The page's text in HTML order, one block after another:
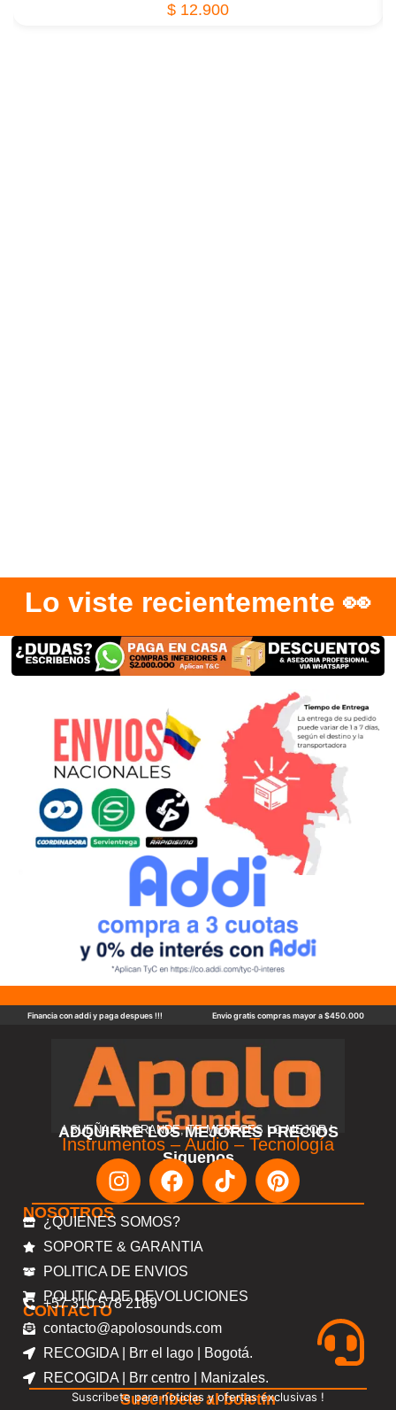
$ 12.900
Lo viste recientemente 👀
Financia con addi y paga despues !!! Envio gratis compras mayor a $450.000
ADQUIRRE LOS MEJORES PRECIOS
! SUEÑA EN GRANDE, TE MERECES LO MEJOR !
Instrumentos – Audio – Tecnología
Siguenos
NOSOTROS
¿QUIENES SOMOS?
SOPORTE & GARANTIA
POLITICA DE ENVIOS
POLITICA DE DEVOLUCIONES
CONTACTO
+57 310 578 2169
contacto@apolosounds.com
RECOGIDA | Brr el lago | Bogotá.
RECOGIDA | Brr centro | Manizales.
Suscríbete al boletín
Suscribete para noticias y ofertas exclusivas !